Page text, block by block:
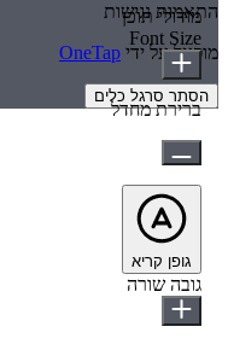
התאמות נגישות
מופעל על ידי OneTap
הסתר סרגל כלים
מודולי תוכן
Font Size
ברירת מחדל
גופן קריא
גובה שורה